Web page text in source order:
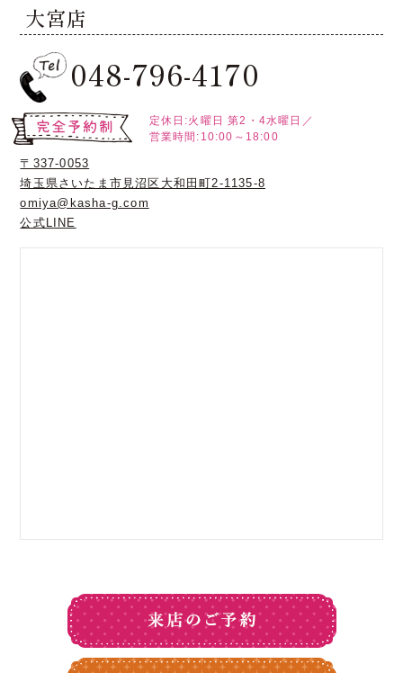
大宮店
048-796-4170
定休日:火曜日 第2・4水曜日／
営業時間:10:00～18:00
〒337-0053
埼玉県さいたま市見沼区大和田町2-1135-8
omiya@kasha-g.com
公式LINE